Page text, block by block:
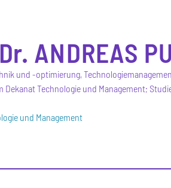
ANDREAS
und -optimierung,
Dekanat Technologie und Management;
und Management